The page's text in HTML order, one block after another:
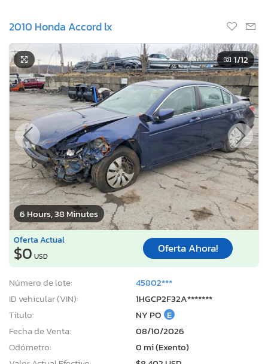
2010 Honda Accord lx
6 Hours, 38 Minutes
1/12
Oferta Actual
$0 USD
Oferta Ahora!
Número de lote:
45802***
ID vehicular (VIN):
1HGCP2F32A*******
Título:
NY PO E
Fecha de Venta:
08/10/2026
Odómetro:
0 mi (Exento)